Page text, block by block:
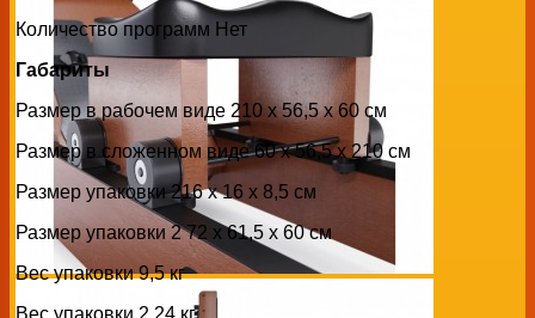
Количество программ Нет
Габариты
Размер в рабочем виде 210 х 56,5 х 60 см
Размер в сложенном виде 60 х 56,5 х 210 см
Размер упаковки 216 х 16 х 8,5 см
Размер упаковки 2 72 х 61,5 х 60 см
Вес упаковки 9,5 кг
Вес упаковки 2 24 кг